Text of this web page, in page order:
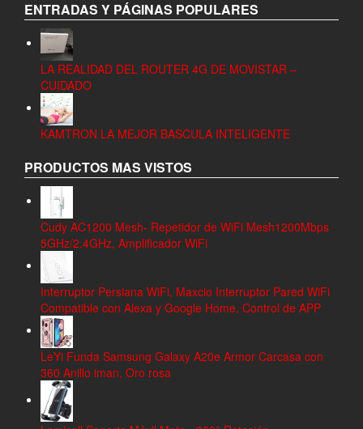
ENTRADAS Y PÁGINAS POPULARES
LA REALIDAD DEL ROUTER 4G DE MOVISTAR –
CUIDADO
KAMTRON LA MEJOR BASCULA INTELIGENTE
PRODUCTOS MAS VISTOS
Cudy AC1200 Mesh- Repetidor de WiFi Mesh1200Mbps
5GHz/2.4GHz, Amplificador WiFi
Interruptor Persiana WiFi, Maxcio Interruptor Pared WiFi
Compatible con Alexa y Google Home, Control de APP
LeYi Funda Samsung Galaxy A20e Armor Carcasa con
360 Anillo iman, Oro rosa